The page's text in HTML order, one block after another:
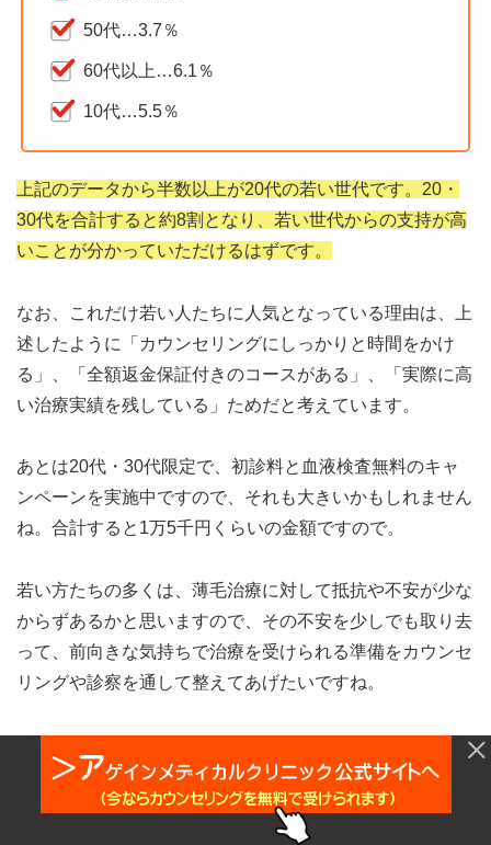
50代…3.7％
60代以上…6.1％
10代…5.5％
上記のデータから半数以上が20代の若い世代です。20・
30代を合計すると約8割となり、若い世代からの支持が高
いことが分かっていただけるはずです。
なお、これだけ若い人たちに人気となっている理由は、上
述したように「カウンセリングにしっかりと時間をかけ
る」、「全額返金保証付きのコースがある」、「実際に高
い治療実績を残している」ためだと考えています。
あとは20代・30代限定で、初診料と血液検査無料のキャ
ンペーンを実施中ですので、それも大きいかもしれません
ね。合計すると1万5千円くらいの金額ですので。
若い方たちの多くは、薄毛治療に対して抵抗や不安が少な
からずあるかと思いますので、その不安を少しでも取り去
って、前向きな気持ちで治療を受けられる準備をカウンセ
リングや診察を通して整えてあげたいですね。
Q8．今薄毛で悩まれている読者さまにメ
ッセージをお願いします